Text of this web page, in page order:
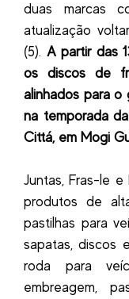
duas marcas
atualização
(5). A partir das
os discos de
alinhados para o
na temporada
Cittá, em Mogi
Juntas, Fras-le
produtos de
pastilhas para
sapatas, discos
roda para
embreagem,